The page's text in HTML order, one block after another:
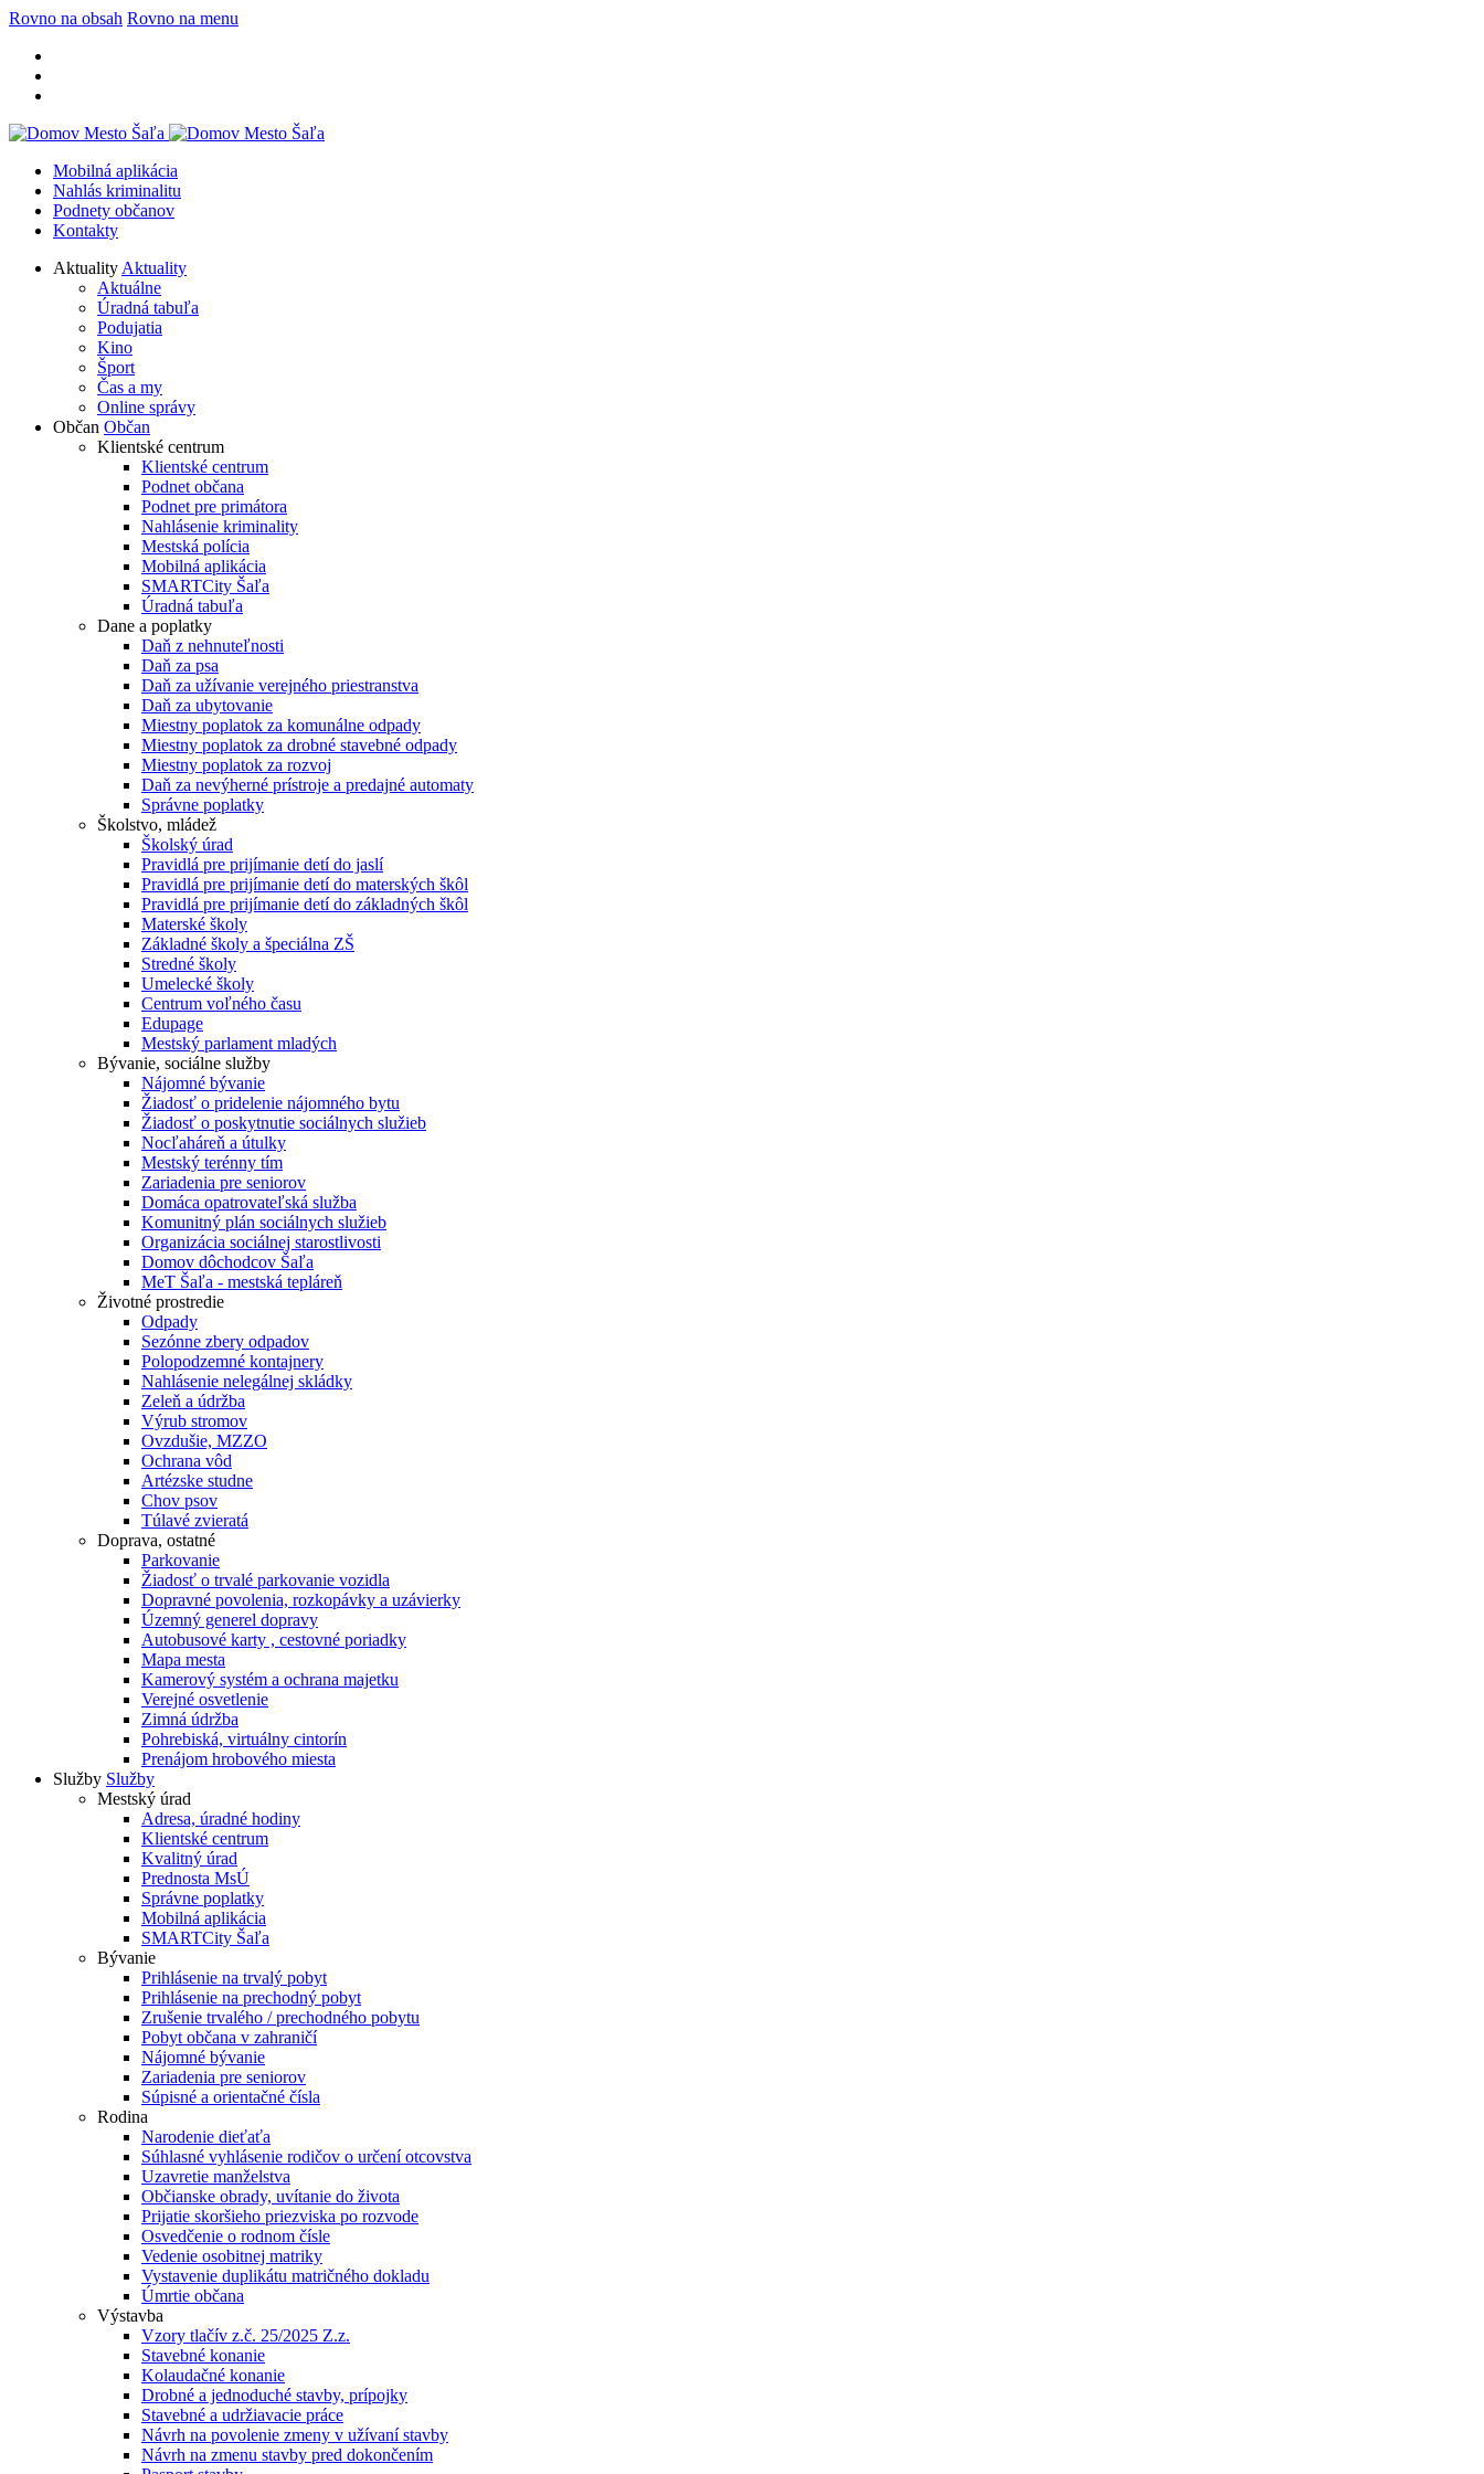
Rovno na obsah Rovno na menu
Mobilná aplikácia
Nahlás kriminalitu
Podnety občanov
Kontakty
Aktuality Aktuality
Aktuálne
Úradná tabuľa
Podujatia
Kino
Šport
Čas a my
Online správy
Občan Občan
Klientské centrum
Klientské centrum
Podnet občana
Podnet pre primátora
Nahlásenie kriminality
Mestská polícia
Mobilná aplikácia
SMARTCity Šaľa
Úradná tabuľa
Dane a poplatky
Daň z nehnuteľnosti
Daň za psa
Daň za užívanie verejného priestranstva
Daň za ubytovanie
Miestny poplatok za komunálne odpady
Miestny poplatok za drobné stavebné odpady
Miestny poplatok za rozvoj
Daň za nevýherné prístroje a predajné automaty
Správne poplatky
Školstvo, mládež
Školský úrad
Pravidlá pre prijímanie detí do jaslí
Pravidlá pre prijímanie detí do materských škôl
Pravidlá pre prijímanie detí do základných škôl
Materské školy
Základné školy a špeciálna ZŠ
Stredné školy
Umelecké školy
Centrum voľného času
Edupage
Mestský parlament mladých
Bývanie, sociálne služby
Nájomné bývanie
Žiadosť o pridelenie nájomného bytu
Žiadosť o poskytnutie sociálnych služieb
Nocľaháreň a útulky
Mestský terénny tím
Zariadenia pre seniorov
Domáca opatrovateľská služba
Komunitný plán sociálnych služieb
Organizácia sociálnej starostlivosti
Domov dôchodcov Šaľa
MeT Šaľa - mestská tepláreň
Životné prostredie
Odpady
Sezónne zbery odpadov
Polopodzemné kontajnery
Nahlásenie nelegálnej skládky
Zeleň a údržba
Výrub stromov
Ovzdušie, MZZO
Ochrana vôd
Artézske studne
Chov psov
Túlavé zvieratá
Doprava, ostatné
Parkovanie
Žiadosť o trvalé parkovanie vozidla
Dopravné povolenia, rozkopávky a uzávierky
Územný generel dopravy
Autobusové karty , cestovné poriadky
Mapa mesta
Kamerový systém a ochrana majetku
Verejné osvetlenie
Zimná údržba
Pohrebiská, virtuálny cintorín
Prenájom hrobového miesta
Služby Služby
Mestský úrad
Adresa, úradné hodiny
Klientské centrum
Kvalitný úrad
Prednosta MsÚ
Správne poplatky
Mobilná aplikácia
SMARTCity Šaľa
Bývanie
Prihlásenie na trvalý pobyt
Prihlásenie na prechodný pobyt
Zrušenie trvalého / prechodného pobytu
Pobyt občana v zahraničí
Nájomné bývanie
Zariadenia pre seniorov
Súpisné a orientačné čísla
Rodina
Narodenie dieťaťa
Súhlasné vyhlásenie rodičov o určení otcovstva
Uzavretie manželstva
Občianske obrady, uvítanie do života
Prijatie skoršieho priezviska po rozvode
Osvedčenie o rodnom čísle
Vedenie osobitnej matriky
Vystavenie duplikátu matričného dokladu
Úmrtie občana
Výstavba
Vzory tlačív z.č. 25/2025 Z.z.
Stavebné konanie
Kolaudačné konanie
Drobné a jednoduché stavby, prípojky
Stavebné a udržiavacie práce
Návrh na povolenie zmeny v užívaní stavby
Návrh na zmenu stavby pred dokončením